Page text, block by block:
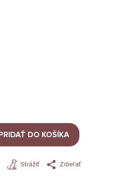
DO KOŠÍKA
Strážiť Zdieľať